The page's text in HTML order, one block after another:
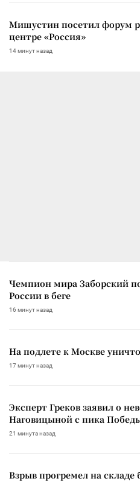
Мишустин посетил форум
центре «Россия»
14 минут назад
Чемпион мира Заборский
России в беге
16 минут назад
На подлете к Москве
17 минут назад
Эксперт Греков заявил о
Наговицыной с пика
21 минута назад
Взрыв прогремел на складе